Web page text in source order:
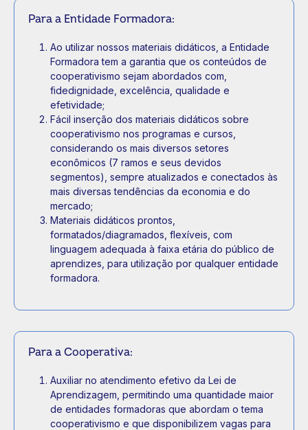
Para a Entidade Formadora:
Ao utilizar nossos materiais didáticos, a Entidade
Formadora tem a garantia que os conteúdos de
cooperativismo sejam abordados com,
fidedignidade, excelência, qualidade e
efetividade;
Fácil inserção dos materiais didáticos sobre
cooperativismo nos programas e cursos,
considerando os mais diversos setores
econômicos (7 ramos e seus devidos
segmentos), sempre atualizados e conectados às
mais diversas tendências da economia e do
mercado;
Materiais didáticos prontos,
formatados/diagramados, flexíveis, com
linguagem adequada à faixa etária do público de
aprendizes, para utilização por qualquer entidade
formadora.
Para a Cooperativa:
Auxiliar no atendimento efetivo da Lei de
Aprendizagem, permitindo uma quantidade maior
de entidades formadoras que abordam o tema
cooperativismo e que disponibilizem vagas para